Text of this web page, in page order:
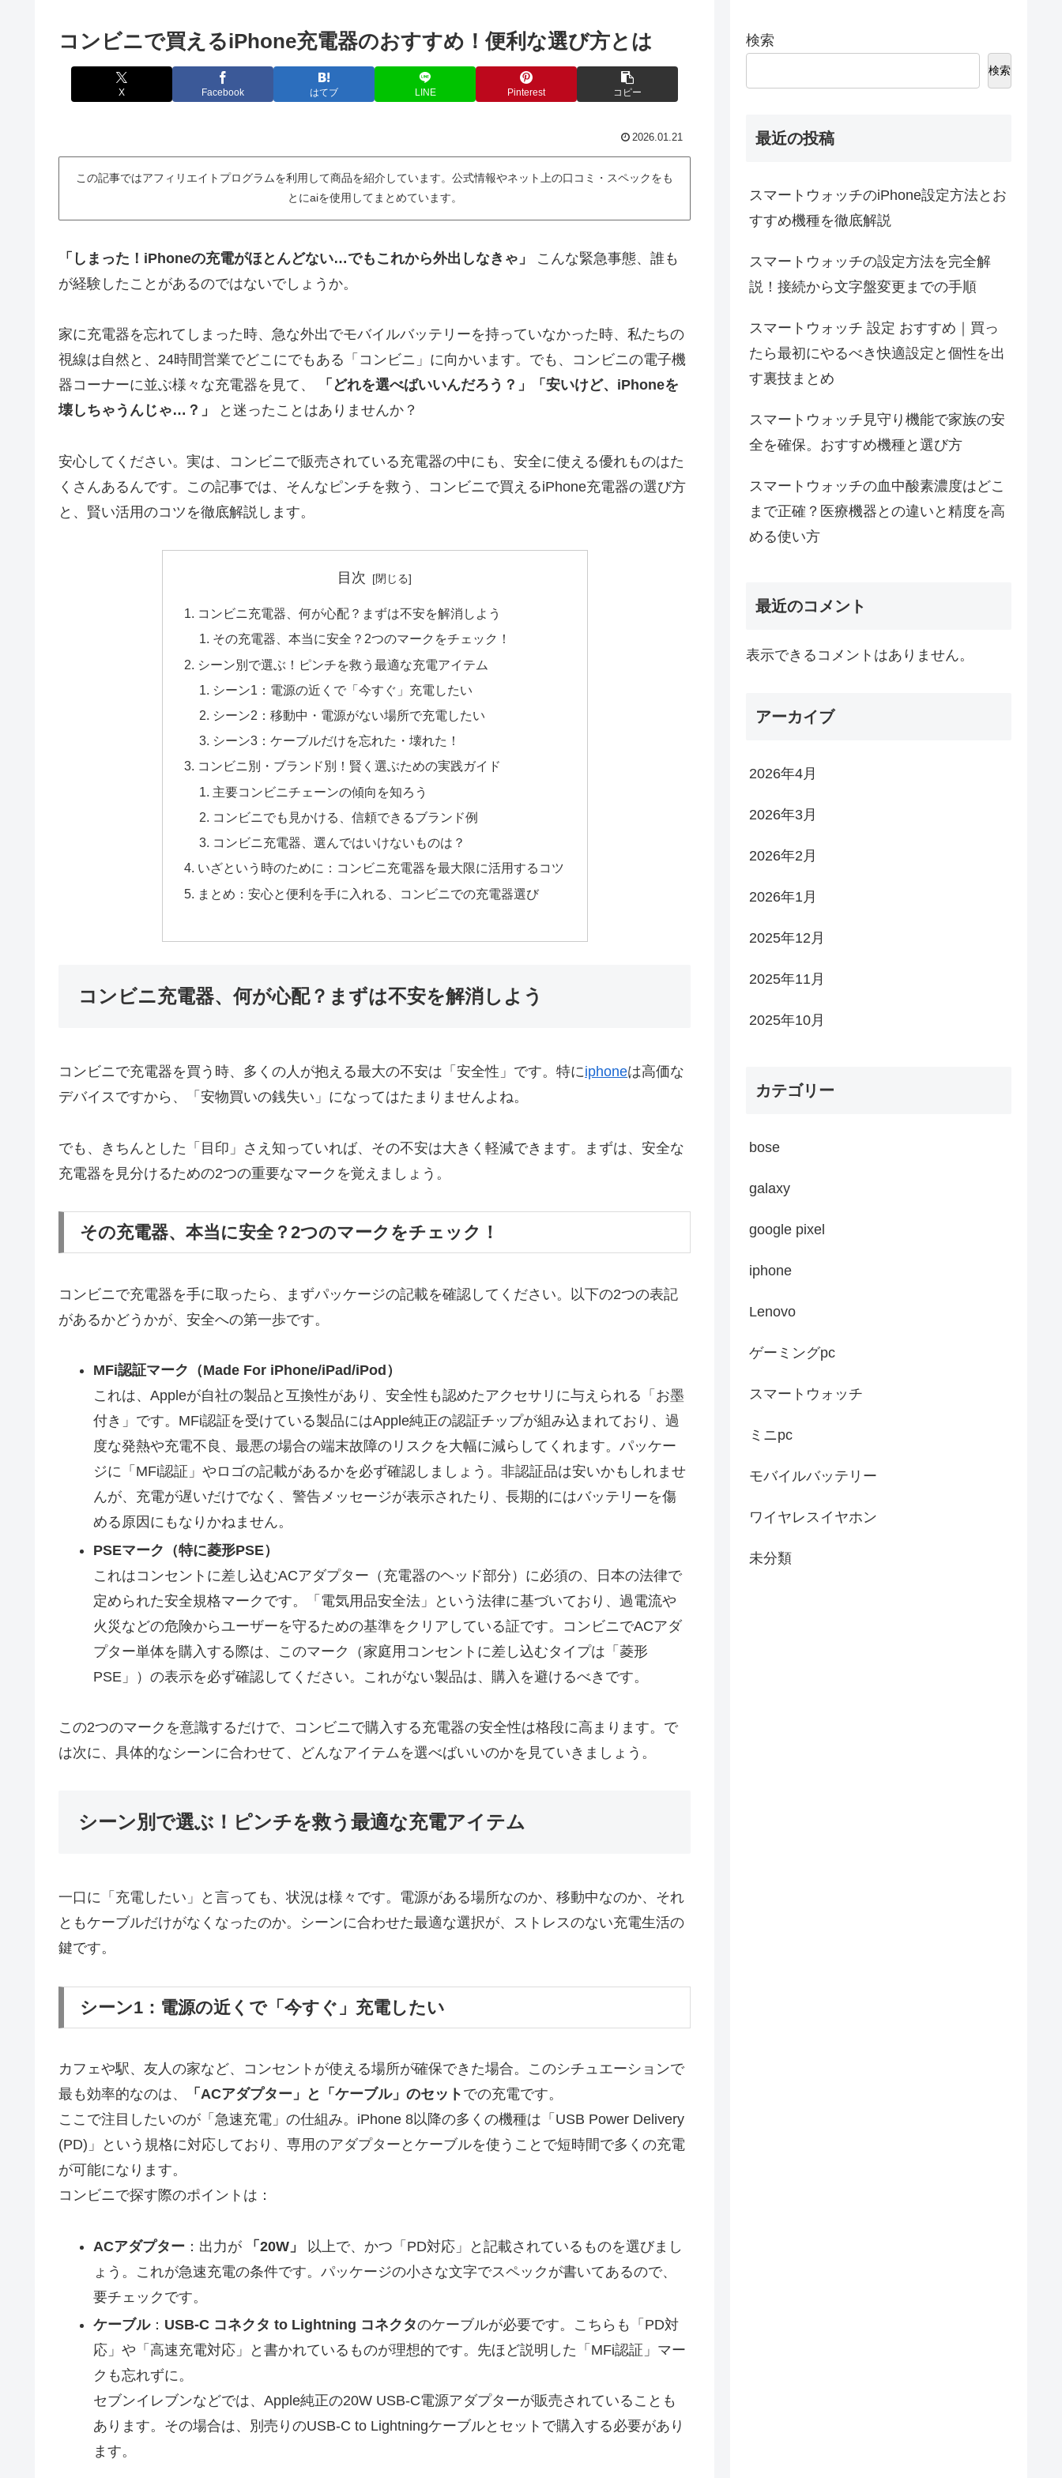
コンビニで買えるiPhone充電器のおすすめ！便利な選び方とは
X Facebook はてブ LINE Pinterest コピー
2026.01.21
この記事ではアフィリエイトプログラムを利用して商品を紹介しています。公式情報やネット上の口コミ・スペックをも
とにaiを使用してまとめています。
「しまった！iPhoneの充電がほとんどない…でもこれから外出しなきゃ」
こんな緊急事態、誰も
が経験したことがあるのではないでしょうか。
家に充電器を忘れてしまった時、急な外出でモバイルバッテリーを持っていなかった時、私たちの
視線は自然と、24時間営業でどこにでもある「コンビニ」に向かいます。でも、コンビニの電子機
器コーナーに並ぶ様々な充電器を見て、
「どれを選べばいいんだろう？」「安いけど、iPhoneを
壊しちゃうんじゃ…？」
と迷ったことはありませんか？
安心してください。実は、コンビニで販売されている充電器の中にも、安全に使える優れものはた
くさんあるんです。この記事では、そんなピンチを救う、コンビニで買えるiPhone充電器の選び方
と、賢い活用のコツを徹底解説します。
目次
コンビニ充電器、何が心配？まずは不安を解消しよう
その充電器、本当に安全？2つのマークをチェック！
シーン別で選ぶ！ピンチを救う最適な充電アイテム
シーン1：電源の近くで「今すぐ」充電したい
シーン2：移動中・電源がない場所で充電したい
シーン3：ケーブルだけを忘れた・壊れた！
コンビニ別・ブランド別！賢く選ぶための実践ガイド
主要コンビニチェーンの傾向を知ろう
コンビニでも見かける、信頼できるブランド例
コンビニ充電器、選んではいけないものは？
いざという時のために：コンビニ充電器を最大限に活用するコツ
まとめ：安心と便利を手に入れる、コンビニでの充電器選び
コンビニ充電器、何が心配？まずは不安を解消しよう
コンビニで充電器を買う時、多くの人が抱える最大の不安は「安全性」です。特にiphoneは高価な
デバイスですから、「安物買いの銭失い」になってはたまりませんよね。
でも、きちんとした「目印」さえ知っていれば、その不安は大きく軽減できます。まずは、安全な
充電器を見分けるための2つの重要なマークを覚えましょう。
その充電器、本当に安全？2つのマークをチェック！
コンビニで充電器を手に取ったら、まずパッケージの記載を確認してください。以下の2つの表記
があるかどうかが、安全への第一歩です。
MFi認証マーク（Made For iPhone/iPad/iPod）
これは、Appleが自社の製品と互換性があり、安全性も認めたアクセサリに与えられる「お墨
付き」です。MFi認証を受けている製品にはApple純正の認証チップが組み込まれており、過
度な発熱や充電不良、最悪の場合の端末故障のリスクを大幅に減らしてくれます。パッケー
ジに「MFi認証」やロゴの記載があるかを必ず確認しましょう。非認証品は安いかもしれませ
んが、充電が遅いだけでなく、警告メッセージが表示されたり、長期的にはバッテリーを傷
める原因にもなりかねません。
PSEマーク（特に菱形PSE）
これはコンセントに差し込むACアダプター（充電器のヘッド部分）に必須の、日本の法律で
定められた安全規格マークです。「電気用品安全法」という法律に基づいており、過電流や
火災などの危険からユーザーを守るための基準をクリアしている証です。コンビニでACアダ
プター単体を購入する際は、このマーク（家庭用コンセントに差し込むタイプは「菱形
PSE」）の表示を必ず確認してください。これがない製品は、購入を避けるべきです。
この2つのマークを意識するだけで、コンビニで購入する充電器の安全性は格段に高まります。で
は次に、具体的なシーンに合わせて、どんなアイテムを選べばいいのかを見ていきましょう。
シーン別で選ぶ！ピンチを救う最適な充電アイテム
一口に「充電したい」と言っても、状況は様々です。電源がある場所なのか、移動中なのか、それ
ともケーブルだけがなくなったのか。シーンに合わせた最適な選択が、ストレスのない充電生活の
鍵です。
シーン1：電源の近くで「今すぐ」充電したい
カフェや駅、友人の家など、コンセントが使える場所が確保できた場合。このシチュエーションで
最も効率的なのは、
「ACアダプター」と「ケーブル」のセット での充電です。
ここで注目したいのが「急速充電」の仕組み。iPhone 8以降の多くの機種は「USB Power Delivery
(PD)」という規格に対応しており、専用のアダプターとケーブルを使うことで短時間で多くの充電
が可能になります。
コンビニで探す際のポイントは：
ACアダプター：出力が 「20W」
以上で、かつ「PD対応」と記載されているものを選びまし
ょう。これが急速充電の条件です。パッケージの小さな文字でスペックが書いてあるので、
要チェックです。
ケーブル： USB-C コネクタ to Lightning コネクタのケーブルが必要です。こちらも「PD対
応」や「高速充電対応」と書かれているものが理想的です。先ほど説明した「MFi認証」マー
クも忘れずに。
セブンイレブンなどでは、Apple純正の20W USB-C電源アダプターが販売されていることも
あります。その場合は、別売りのUSB-C to Lightningケーブルとセットで購入する必要があり
ます。
検索
検索
最近の投稿
スマートウォッチのiPhone設定方法とお
すすめ機種を徹底解説
スマートウォッチの設定方法を完全解
説！接続から文字盤変更までの手順
スマートウォッチ 設定 おすすめ｜買っ
たら最初にやるべき快適設定と個性を出
す裏技まとめ
スマートウォッチ見守り機能で家族の安
全を確保。おすすめ機種と選び方
スマートウォッチの血中酸素濃度はどこ
まで正確？医療機器との違いと精度を高
める使い方
最近のコメント
表示できるコメントはありません。
アーカイブ
2026年4月
2026年3月
2026年2月
2026年1月
2025年12月
2025年11月
2025年10月
カテゴリー
bose
galaxy
google pixel
iphone
Lenovo
ゲーミングpc
スマートウォッチ
ミニpc
モバイルバッテリー
ワイヤレスイヤホン
未分類